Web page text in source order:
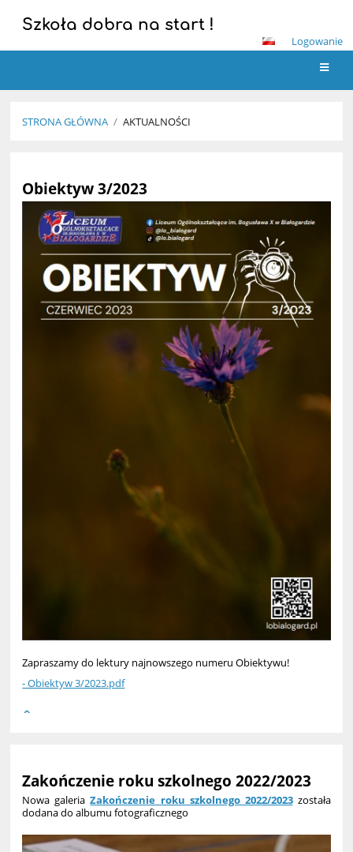
Szkoła dobra na start !
Logowanie
STRONA GŁÓWNA / AKTUALNOŚCI
Obiektyw 3/2023
Zapraszamy do lektury najnowszego numeru Obiektywu!
- Obiektyw 3/2023.pdf
Zakończenie roku szkolnego 2022/2023
Nowa galeriaZakończenie roku szkolnego 2022/2023została
dodana do albumu fotograficznego